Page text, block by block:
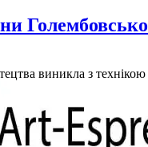
виникла з